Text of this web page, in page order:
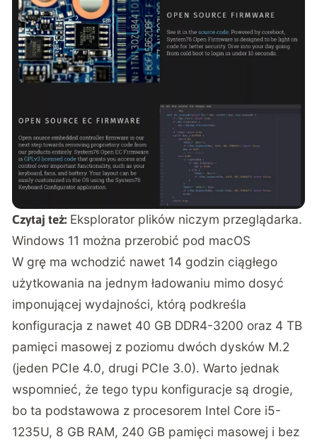
Czytaj też: Eksplorator plików niczym przeglądarka.
Windows 11 można przerobić pod macOS
W grę ma wchodzić nawet 14 godzin ciągłego
użytkowania na jednym ładowaniu mimo dosyć
imponującej wydajności, którą podkreśla
konfiguracja z nawet 40 GB DDR4-3200 oraz 4 TB
pamięci masowej z poziomu dwóch dysków M.2
(jeden PCIe 4.0, drugi PCIe 3.0). Warto jednak
wspomnieć, że tego typu konfiguracje są drogie,
bo ta podstawowa z procesorem Intel Core i5-
1235U, 8 GB RAM, 240 GB pamięci masowej i bez